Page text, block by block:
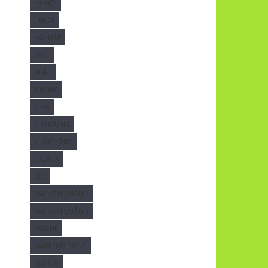
HÀ NỘI
HỎI ĐÁP
KÍNHDỰNG
LAZADA
MÁI VÒM QUẬN 2
MÁI VÒM QUẬN 3
MAICHE
MAIHIENDIDONG
MAITON